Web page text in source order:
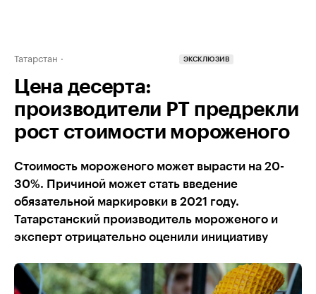
Татарстан ЭКСКЛЮЗИВ
Цена десерта:
производители РТ предрекли
рост стоимости мороженого
Стоимость мороженого может вырасти на 20-
30%. Причиной может стать введение
обязательной маркировки в 2021 году.
Татарстанский производитель мороженого и
эксперт отрицательно оценили инициативу